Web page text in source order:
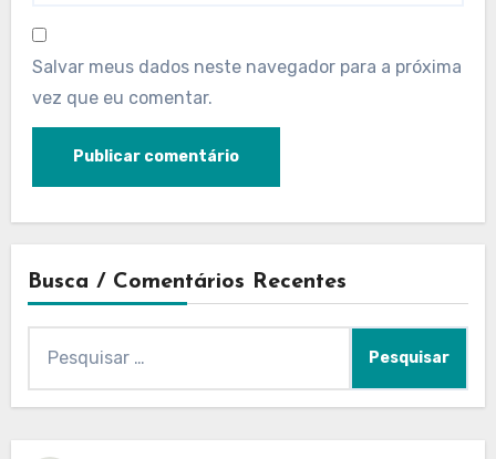
Salvar meus dados neste navegador para a próxima
vez que eu comentar.
Busca / Comentários Recentes